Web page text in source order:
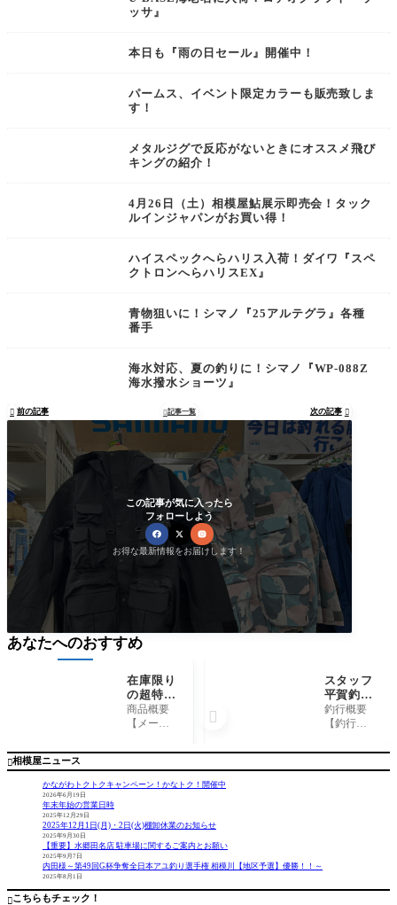
ッサ』
本日も『雨の日セール』開催中！
パームス、イベント限定カラーも販売致しま
す！
メタルジグで反応がないときにオススメ飛び
キングの紹介！
4月26日（土）相模屋鮎展示即売会！タック
ルインジャパンがお買い得！
ハイスペックへらハリス入荷！ダイワ『スペ
クトロンへらハリスEX』
青物狙いに！シマノ『25アルテグラ』各種
番手
海水対応、夏の釣りに！シマノ『WP-088Z
海水撥水ショーツ』
 前の記事 記事一覧 次の記事 
この記事が気に入ったら
フォローしよう
お得な最新情報をお届けします！
相模屋ニュース
かながわトクトクキャンペーン！かなトク！開催中
2026年6月19日
年末年始の営業日時
2025年12月29日
2025年12月1日(月)・2日(火)棚卸休業のお知らせ
2025年9月30日
【重要】水郷田名店 駐車場に関するご案内とお願い
2025年9月7日
内田様～第49回G杯争奪全日本アユ釣り選手権 相模川【地区予選】優勝！！～
2025年8月1日
こちらもチェック！
あなたへのおすすめ
在庫限り
の超特
価、早い
者勝ち！
『バンタ
ー』各種
商品概要
【メーカ
マノ 【商
バンタム
ト 決算セ
価品！！
シマノの
ルアーが
スタッフ
平賀釣行
記～相模
川高田橋
アユ12匹
釣行概要
【釣行
4年7月5日
匹/10cm-17
